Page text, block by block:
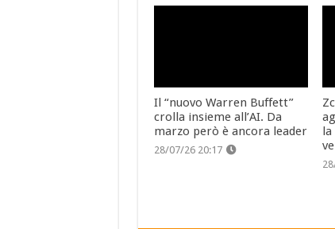
Il “nuovo Warren Buffett”
crolla insieme all’AI. Da
marzo però è ancora leader
28/07/26 20:17